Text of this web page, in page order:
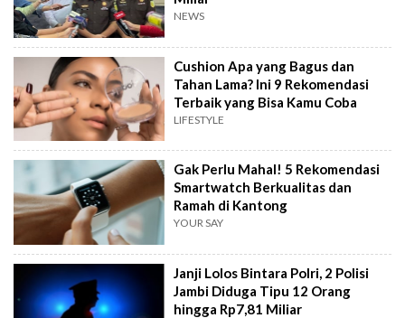
NEWS
Cushion Apa yang Bagus dan
Tahan Lama? Ini 9 Rekomendasi
Terbaik yang Bisa Kamu Coba
LIFESTYLE
Gak Perlu Mahal! 5 Rekomendasi
Smartwatch Berkualitas dan
Ramah di Kantong
YOUR SAY
Janji Lolos Bintara Polri, 2 Polisi
Jambi Diduga Tipu 12 Orang
hingga Rp7,81 Miliar